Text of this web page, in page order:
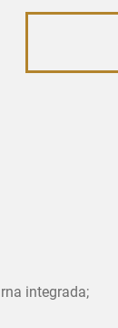
integrada;